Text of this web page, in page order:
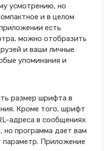
усмотрению, но
и в целом
есть
можно отобразить
и ваши личные
упоминания и
размер шрифта в
Кроме того, шрифт
адреса в сообщениях
но программа дает вам
Приложение